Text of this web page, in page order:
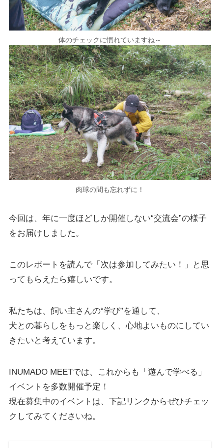
体のチェックに慣れていますね～
肉球の間も忘れずに！
今回は、年に一度ほどしか開催しない“交流会”の様子
をお届けしました。
このレポートを読んで「次は参加してみたい！」と思
ってもらえたら嬉しいです。
私たちは、飼い主さんの“学び”を通して、
犬との暮らしをもっと楽しく、心地よいものにしてい
きたいと考えています。
INUMADO MEETでは、これからも「遊んで学べる」
イベントを多数開催予定！
現在募集中のイベントは、下記リンクからぜひチェッ
クしてみてくださいね。